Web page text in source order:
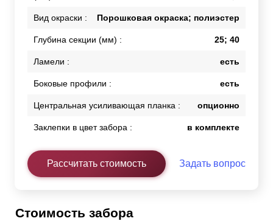
Вид окраски : Порошковая окраска; полиэстер
Глубина секции (мм) : 25; 40
Ламели : есть
Боковые профили : есть
Центральная усиливающая планка : опционно
Заклепки в цвет забора : в комплекте
Рассчитать стоимость Задать вопрос
Стоимость забора